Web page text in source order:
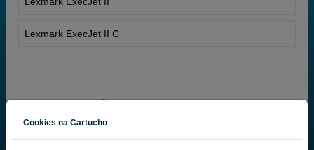
Lexmark ExecJet II C
Cookies na Cartucho